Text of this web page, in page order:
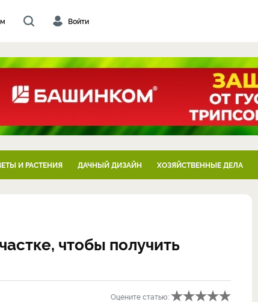
Войти
И РАСТЕНИЯ ДАЧНЫЙ ДИЗАЙН ХОЗЯЙСТВЕННЫЕ ДЕЛА
чтобы получить
Оцените статью: